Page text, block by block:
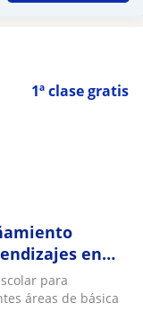
1ª clase gratis
en
por
y dinámicas
por aprender
para
áreas de básica